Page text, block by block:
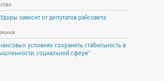
зависит от депутатов райсовета
условиях сохранить стабильность в
социальной сфере"